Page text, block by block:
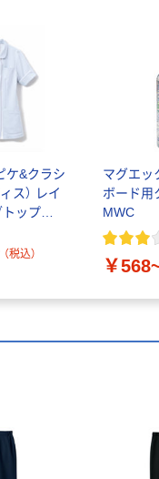
ケ&クラシ
ス） レイ
ップス
（税込）
マグエッ
ボード用
MWC
￥